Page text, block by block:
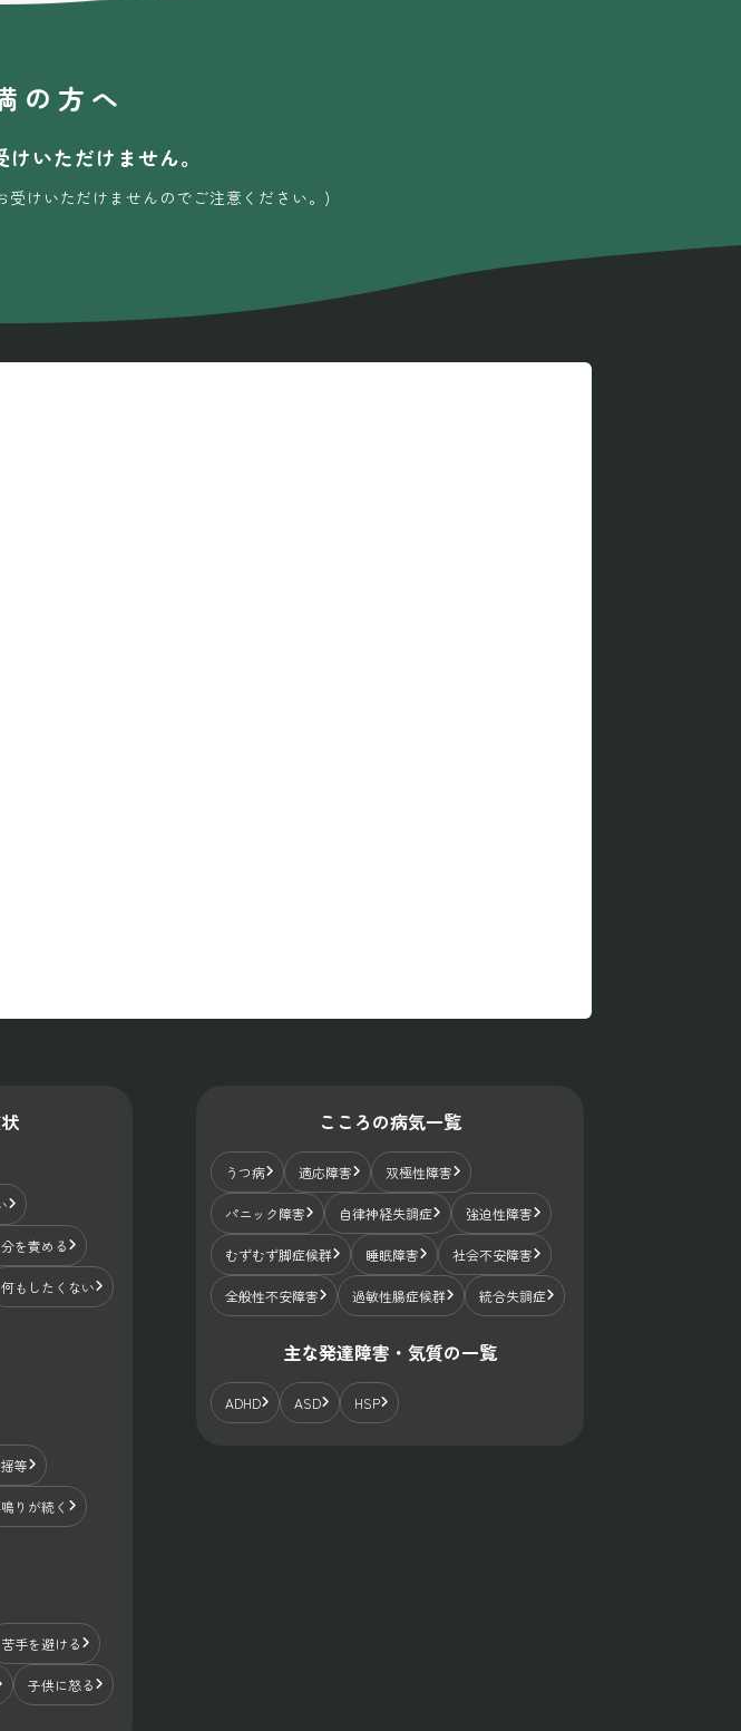
の方へ
いただけません。
けいただけませんのでご注意ください。)
を責める
何もしたくない
等
りが続く
苦手を避ける
子供に怒る
こころの病気一覧
うつ病 適応障害 双極性障害
パニック障害 自律神経失調症 強迫性障害
むずむず脚症候群 睡眠障害 社会不安障害
全般性不安障害 過敏性腸症候群 統合失調症
主な発達障害・気質の一覧
ADHD ASD HSP